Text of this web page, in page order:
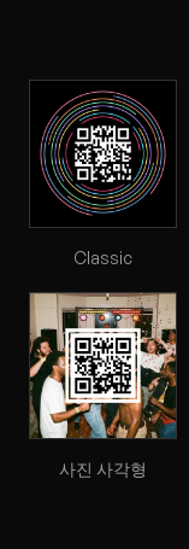
Classic
사진 사각형